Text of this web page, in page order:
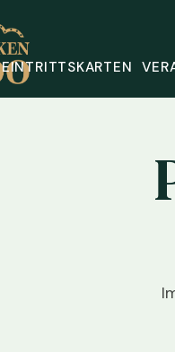
EINTRITTSKARTEN